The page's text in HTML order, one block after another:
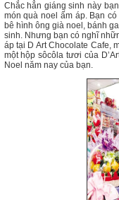
Chắc hẳn giáng sinh này
món quà noel ấm áp. Bạn
bê hình ông già noel, bánh
sinh. Nhưng bạn có nghĩ
áp tại D Art Chocolate Cafe,
một hộp sôcôla tươi của
Noel năm nay của bạn.